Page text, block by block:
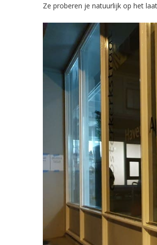
Ze proberen je natuurlijk op het